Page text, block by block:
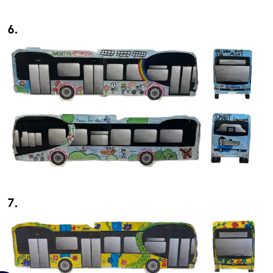
6.
7.